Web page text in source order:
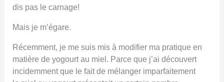
dis pas le carnage!
Mais je m’égare.
Récemment, je me suis mis à modifier ma pratique en
matière de yogourt au miel. Parce que j’ai découvert
incidemment que le fait de mélanger imparfaitement